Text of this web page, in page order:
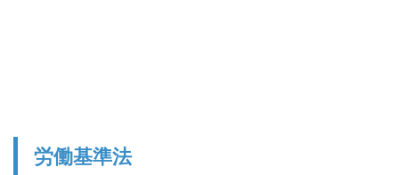
労働基準法